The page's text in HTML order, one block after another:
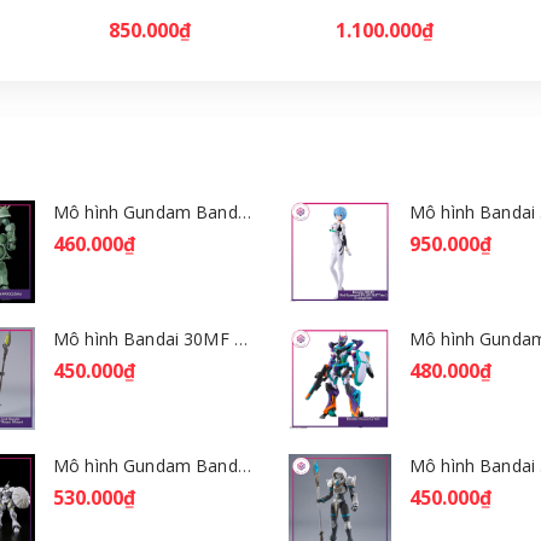
850.000₫ 1.100.000₫
Mô hình Gundam Bandai HGGQ Zaku 1/144 – MSG GQuuuuuuX [GDB] [BHG]
460.000₫ 950.000₫
Mô hình Bandai 30MF Rosan Wizard [GDB] [30MF]
450.000₫ 480.000₫
Mô hình Gundam Bandai HGGQ Xavier's Gyan Hakuji-Packs 1/144 [GDB] [BHG]
530.000₫ 450.000₫